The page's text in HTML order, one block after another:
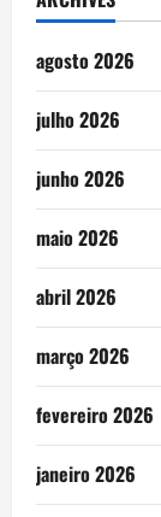
agosto 2026
julho 2026
junho 2026
maio 2026
abril 2026
março 2026
fevereiro 2026
janeiro 2026